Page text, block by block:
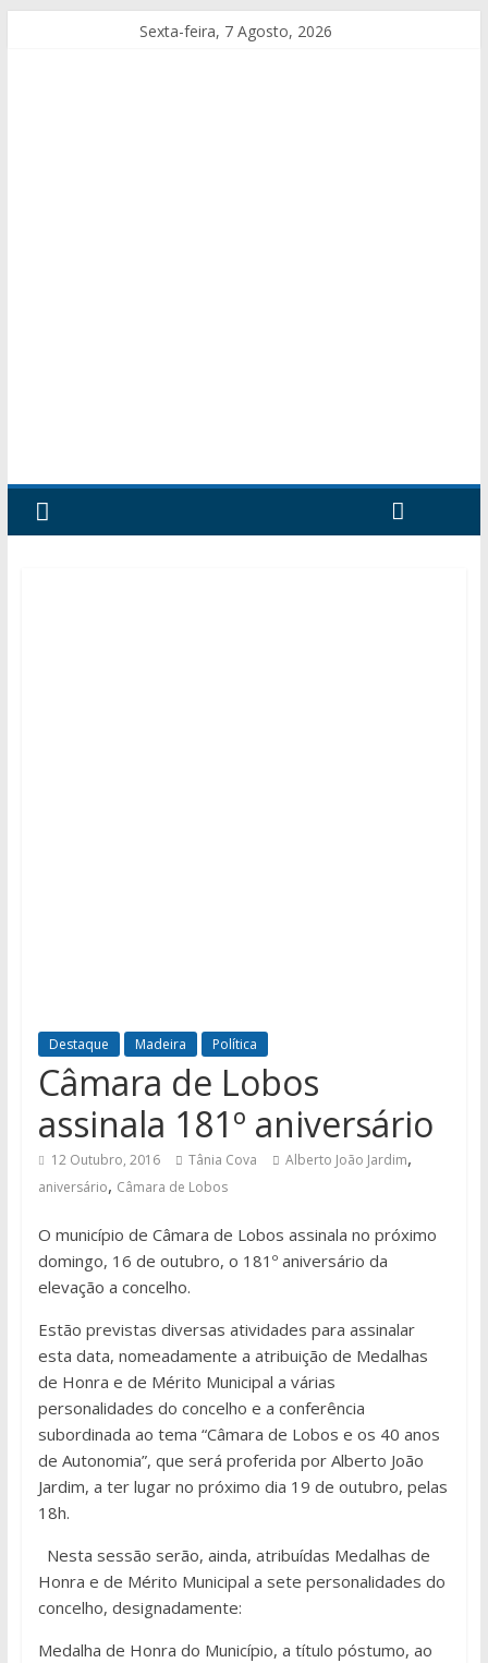
Sexta-feira, 7 Agosto, 2026
Destaque Madeira Política
Câmara de Lobos
assinala 181º aniversário
12 Outubro, 2016 Tânia Cova Alberto João Jardim,
aniversário, Câmara de Lobos
O município de Câmara de Lobos assinala no próximo
domingo, 16 de outubro, o 181º aniversário da
elevação a concelho.
Estão previstas diversas atividades para assinalar
esta data, nomeadamente a atribuição de Medalhas
de Honra e de Mérito Municipal a várias
personalidades do concelho e a conferência
subordinada ao tema “Câmara de Lobos e os 40 anos
de Autonomia”, que será proferida por Alberto João
Jardim, a ter lugar no próximo dia 19 de outubro, pelas
18h.
Nesta sessão serão, ainda, atribuídas Medalhas de
Honra e de Mérito Municipal a sete personalidades do
concelho, designadamente:
Medalha de Honra do Município, a título póstumo, ao